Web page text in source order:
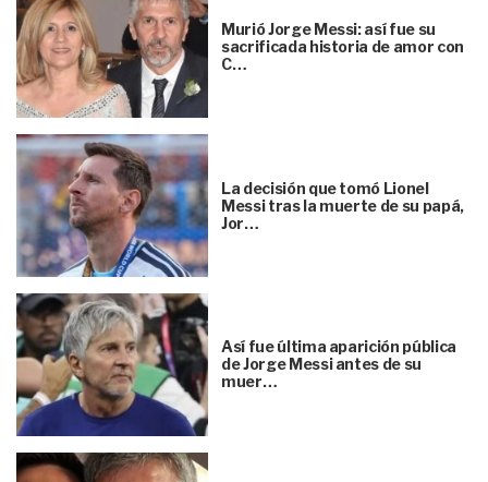
Murió Jorge Messi: así fue su
sacrificada historia de amor con
C…
La decisión que tomó Lionel
Messi tras la muerte de su papá,
Jor…
Así fue última aparición pública
de Jorge Messi antes de su
muer…